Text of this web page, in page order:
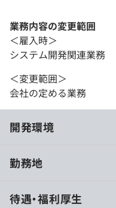
業務内容の変更範囲
＜雇入時＞
システム開発関連業務
＜変更範囲＞
会社の定める業務
開発環境
エネルギー業界や公共
勤務地
待遇・福利厚生